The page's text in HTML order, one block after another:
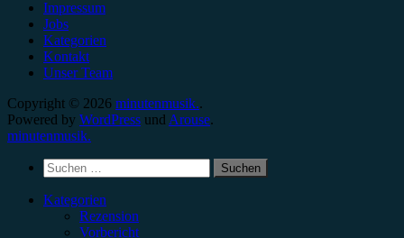
Impressum
Jobs
Kategorien
Kontakt
Unser Team
Copyright © 2026 minutenmusik..
Powered by WordPress und Arouse.
minutenmusik.
Suchen
nach:
Kategorien
Rezension
Vorbericht